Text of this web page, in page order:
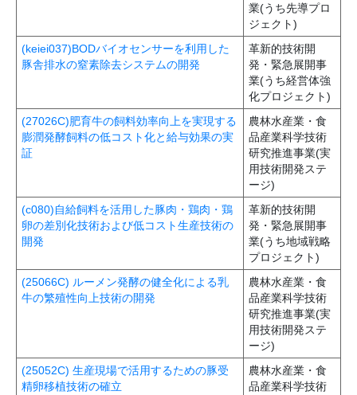
業(うち先導プロ
ジェクト)
(keiei037)BODバイオセンサーを利用した
豚舎排水の窒素除去システムの開発
革新的技術開
発・緊急展開事
業(うち経営体強
化プロジェクト)
(27026C)肥育牛の飼料効率向上を実現する
膨潤発酵飼料の低コスト化と給与効果の実
証
農林水産業・食
品産業科学技術
研究推進事業(実
用技術開発ステ
ージ)
(c080)自給飼料を活用した豚肉・鶏肉・鶏
卵の差別化技術および低コスト生産技術の
開発
革新的技術開
発・緊急展開事
業(うち地域戦略
プロジェクト)
(25066C) ルーメン発酵の健全化による乳
牛の繁殖性向上技術の開発
農林水産業・食
品産業科学技術
研究推進事業(実
用技術開発ステ
ージ)
(25052C) 生産現場で活用するための豚受
精卵移植技術の確立
農林水産業・食
品産業科学技術